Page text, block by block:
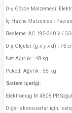
Dış Gövde Malzemesi:
İç Hazne Malzemesi:
Besleme: AC 190-240 V /
Dış Ölçüler (g x y x d) : 76
Net Ağırlık : 48 kg
Paketli Ağırlık : 55 kg
Sistem İçeriği:
Elektromag M 4808 PR
Diğer aksesuarlar için;